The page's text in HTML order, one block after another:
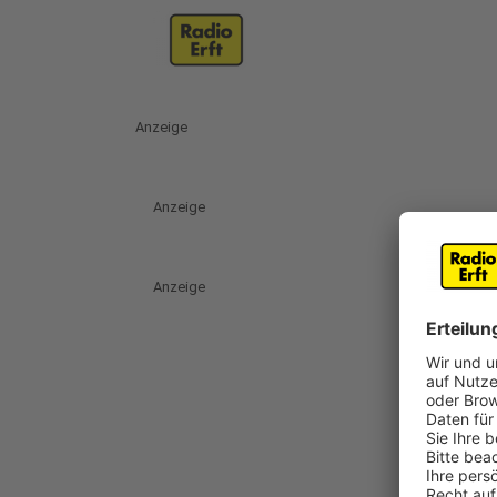
Anzeige
Anzeige
Anzeige